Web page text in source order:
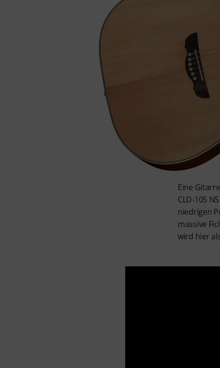
Eine
CLD-10S
niedrigen
massive
wird hier